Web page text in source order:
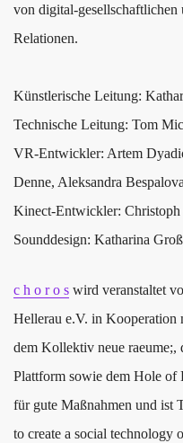
von digital-gesellschaftlichen
Relationen.
Künstlerische Leitung:
Technische Leitung: Tom
VR-Entwickler: Artem
Denne, Aleksandra
Kinect-Entwickler:
Sounddesign: Katharina
c h o r o s wird veranstaltet
Hellerau e.V. in Kooperation
dem Kollektiv neue
Plattform sowie dem Hole of
für gute Maßnahmen und ist
to create a social technology